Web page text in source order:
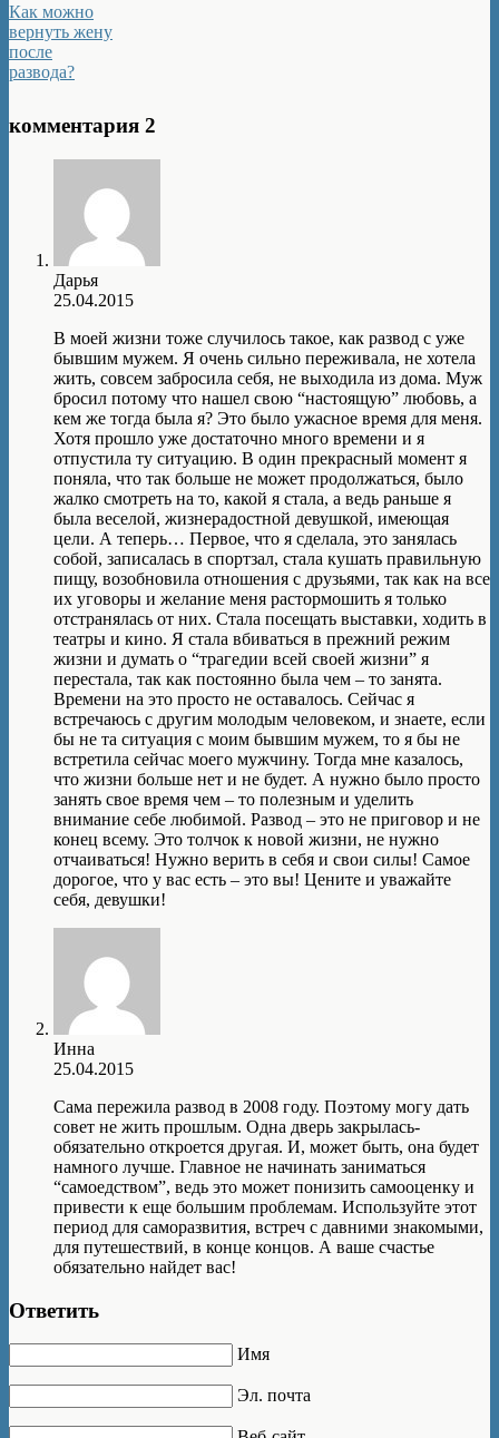
Как можно
вернуть жену
после
развода?
комментария 2
Дарья
25.04.2015
В моей жизни тоже случилось такое, как развод с уже
бывшим мужем. Я очень сильно переживала, не хотела
жить, совсем забросила себя, не выходила из дома. Муж
бросил потому что нашел свою “настоящую” любовь, а
кем же тогда была я? Это было ужасное время для меня.
Хотя прошло уже достаточно много времени и я
отпустила ту ситуацию. В один прекрасный момент я
поняла, что так больше не может продолжаться, было
жалко смотреть на то, какой я стала, а ведь раньше я
была веселой, жизнерадостной девушкой, имеющая
цели. А теперь… Первое, что я сделала, это занялась
собой, записалась в спортзал, стала кушать правильную
пищу, возобновила отношения с друзьями, так как на все
их уговоры и желание меня растормошить я только
отстранялась от них. Стала посещать выставки, ходить в
театры и кино. Я стала вбиваться в прежний режим
жизни и думать о “трагедии всей своей жизни” я
перестала, так как постоянно была чем – то занята.
Времени на это просто не оставалось. Сейчас я
встречаюсь с другим молодым человеком, и знаете, если
бы не та ситуация с моим бывшим мужем, то я бы не
встретила сейчас моего мужчину. Тогда мне казалось,
что жизни больше нет и не будет. А нужно было просто
занять свое время чем – то полезным и уделить
внимание себе любимой. Развод – это не приговор и не
конец всему. Это толчок к новой жизни, не нужно
отчаиваться! Нужно верить в себя и свои силы! Самое
дорогое, что у вас есть – это вы! Цените и уважайте
себя, девушки!
Инна
25.04.2015
Сама пережила развод в 2008 году. Поэтому могу дать
совет не жить прошлым. Одна дверь закрылась-
обязательно откроется другая. И, может быть, она будет
намного лучше. Главное не начинать заниматься
“самоедством”, ведь это может понизить самооценку и
привести к еще большим проблемам. Используйте этот
период для саморазвития, встреч с давними знакомыми,
для путешествий, в конце концов. А ваше счастье
обязательно найдет вас!
Ответить
Имя
Эл. почта